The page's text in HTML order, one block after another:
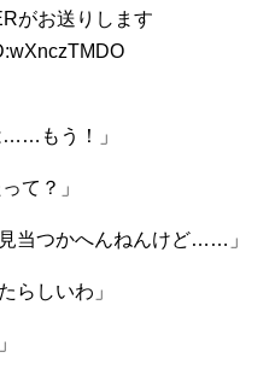
がお送りします
……もう！」
て？」
当つかへんねんけど……」
しいわ」